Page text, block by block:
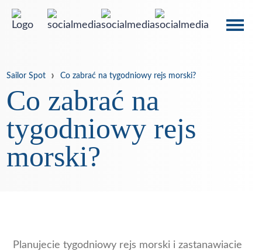
Sailor Spot Co zabrać na tygodniowy rejs morski?
Co zabrać na
tygodniowy rejs
morski?
Planujecie tygodniowy rejs morski i zastanawiacie